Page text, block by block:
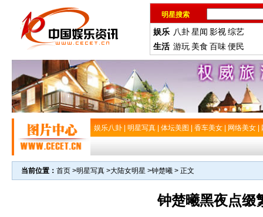
明星搜索
娱乐 八卦星闻 影视综艺
生活 游玩 美食 百味便民
娱乐八卦 明星写真 体坛美图 香车美女 网络美女
当前位置： 首页 >明星写真 >大陆女明星 >钟楚曦 > 正文
钟楚曦黑夜点缀